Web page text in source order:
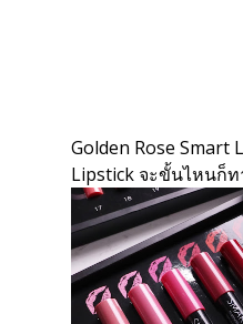
Golden Rose Smart
Lipstick จะขั้นไหนก็